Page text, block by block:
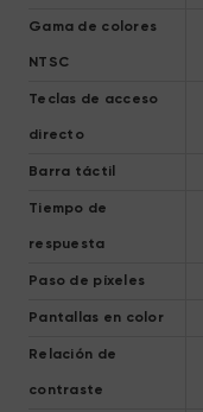
Gama de colores
NTSC
Teclas de acceso
directo
Barra táctil
Tiempo de
respuesta
Paso de píxeles
Pantallas en color
Relación de
contraste